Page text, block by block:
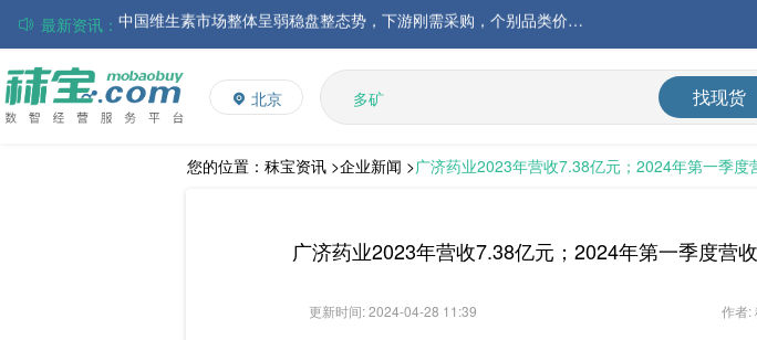
最新资讯：
中国氨基酸市场苏氨酸价格稳定略强，其他品类稳中震荡，整体签单清淡；欧洲物流成本进一步上升
磷酸氢钙市场行情走弱；小苏打和乳清粉市场价格稳定运行
帝斯曼-芬美意发布2026年上半年业绩
巴斯夫集团发布2026年第二季度财务报告
丸红株式会社发布截至2026年6月30日前3个月的合并财务报告
住友化学公布2026财年第一季度业绩
北京
L-赖氨酸硫酸盐
多维
多矿
维生素
饲料添加剂
找现货
您的位置： 秣宝资讯 >企业新闻 >广济药业2023年营收7.38亿元；2024年第一季
广济药业2023年营收7.38亿元；2024年第一季度营
更新时间: 2024-04-28 11:39 作者: